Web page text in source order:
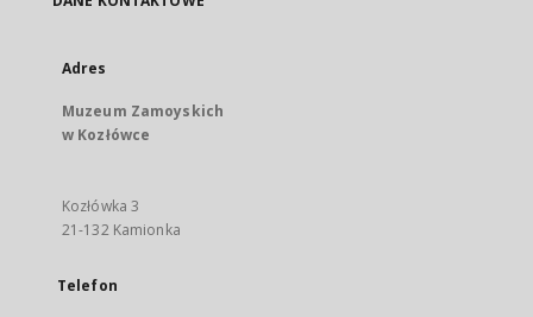
Adres
Muzeum Zamoyskich
w Kozłówce
Kozłówka 3
21-132 Kamionka
Telefon